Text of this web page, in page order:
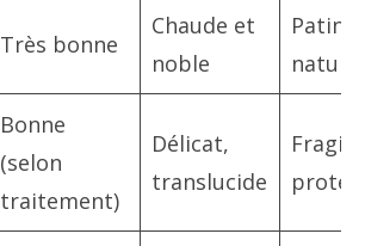
Très bonne
Chaude et
noble
Patine
Bonne
(selon
traitement)
Délicat,
translucide